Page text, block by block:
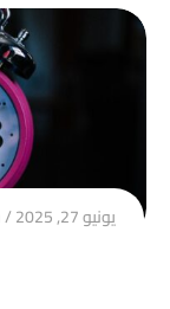
يونيو 27, 2025